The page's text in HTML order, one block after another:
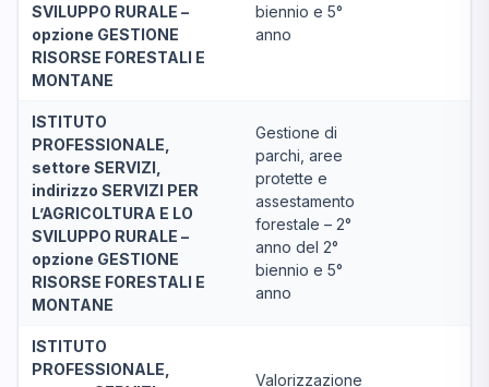
SVILUPPO RURALE –
opzione GESTIONE
RISORSE FORESTALI E
MONTANE
biennio e 5°
anno
ISTITUTO
PROFESSIONALE,
settore SERVIZI,
indirizzo SERVIZI PER
L’AGRICOLTURA E LO
SVILUPPO RURALE –
opzione GESTIONE
RISORSE FORESTALI E
MONTANE
Gestione di
parchi, aree
protette e
assestamento
forestale – 2°
anno del 2°
biennio e 5°
anno
ISTITUTO
PROFESSIONALE,
Valorizzazione